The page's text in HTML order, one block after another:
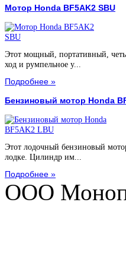
Мотор Honda BF5AK2 SBU
Этот мощный, портативный,
ход и румпельное у...
Подробнее »
Бензиновый мотор Honda
Этот лодочный бензиновый
лодке. Цилиндр им...
Подробнее »
ООО